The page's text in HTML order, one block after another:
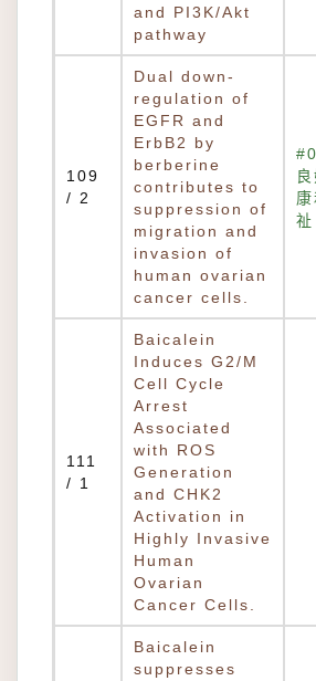
and PI3K/Akt
pathway
109
/ 2
Dual down-
regulation of
EGFR and
ErbB2 by
berberine
contributes to
suppression of
migration and
invasion of
human ovarian
cancer cells.
祉
111
/ 1
Baicalein
Induces G2/M
Cell Cycle
Arrest
Associated
with ROS
Generation
and CHK2
Activation in
Highly Invasive
Human
Ovarian
Cancer Cells.
Baicalein
suppresses